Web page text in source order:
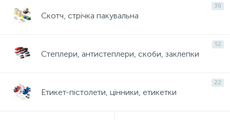
38
Скотч, стрічка пакувальна
52
Степлери, антистеплери, скоби, заклепки
22
Етикет-пістолети, цінники, етикетки